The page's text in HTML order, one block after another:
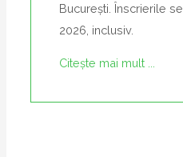
București. Înscrierile
2026, inclusiv.
Citește mai mult ...